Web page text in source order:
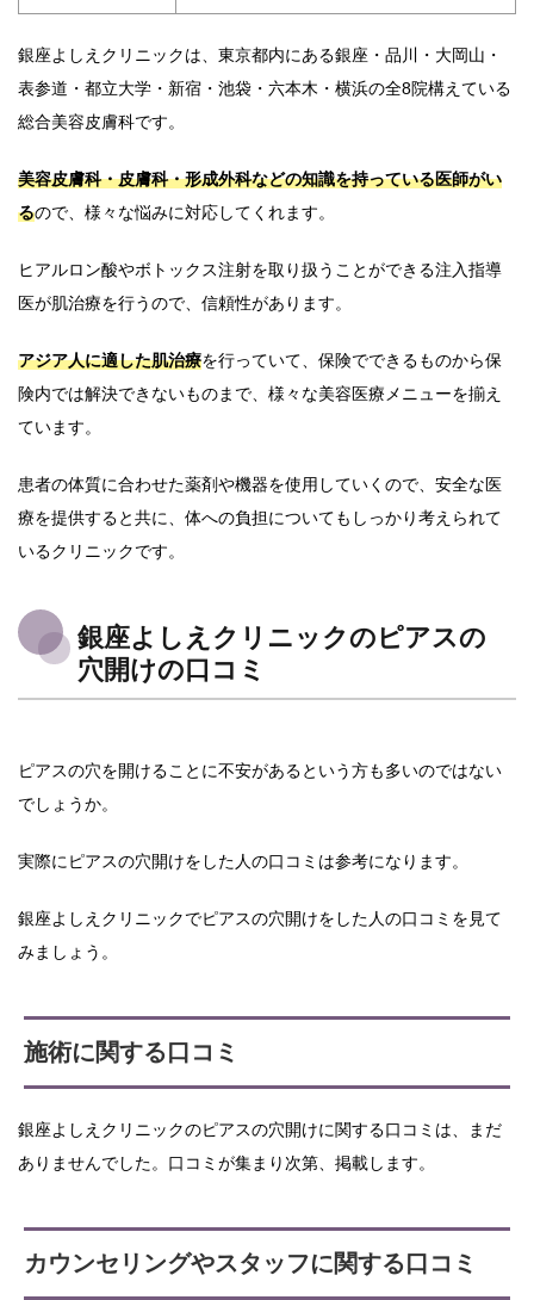
銀座よしえクリニックは、東京都内にある銀座・品川・大岡山・
表参道・都立大学・新宿・池袋・六本木・横浜の全8院構えている
総合美容皮膚科です。
美容皮膚科・皮膚科・形成外科などの知識を持っている医師がい
るので、様々な悩みに対応してくれます。
ヒアルロン酸やボトックス注射を取り扱うことができる注入指導
医が肌治療を行うので、信頼性があります。
アジア人に適した肌治療を行っていて、保険でできるものから保
険内では解決できないものまで、様々な美容医療メニューを揃え
ています。
患者の体質に合わせた薬剤や機器を使用していくので、安全な医
療を提供すると共に、体への負担についてもしっかり考えられて
いるクリニックです。
銀座よしえクリニックのピアスの
穴開けの口コミ
ピアスの穴を開けることに不安があるという方も多いのではない
でしょうか。
実際にピアスの穴開けをした人の口コミは参考になります。
銀座よしえクリニックでピアスの穴開けをした人の口コミを見て
みましょう。
施術に関する口コミ
銀座よしえクリニックのピアスの穴開けに関する口コミは、まだ
ありませんでした。口コミが集まり次第、掲載します。
カウンセリングやスタッフに関する口コミ